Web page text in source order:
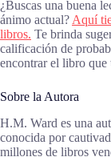
¿Buscas una buena
ánimo actual? Aquí
libros. Te brinda
calificación de
encontrar el libro que
Sobre la Autora
H.M. Ward es una
conocida por
millones de libros